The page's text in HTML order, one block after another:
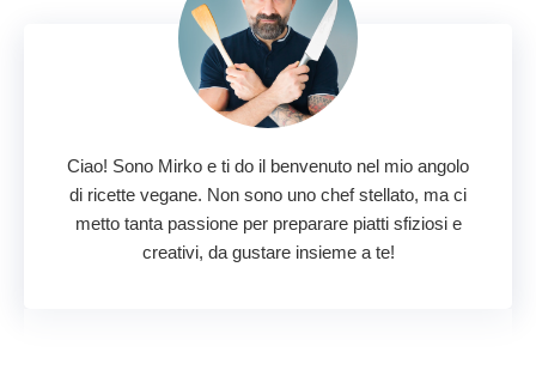
Ciao! Sono Mirko e ti do il benvenuto nel mio angolo
di ricette vegane. Non sono uno chef stellato, ma ci
metto tanta passione per preparare piatti sfiziosi e
creativi, da gustare insieme a te!